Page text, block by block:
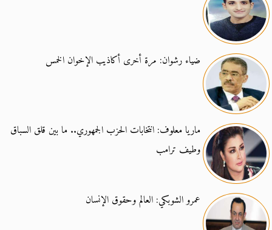
ضياء رشوان: مرة أخرى أكاذيب الإخوان الخمس
ماريا معلوف: انتخابات الحزب الجمهوري.. ما بين قلق السباق
وطيف ترامب
عمرو الشوبكي: العالم وحقوق الإنسان